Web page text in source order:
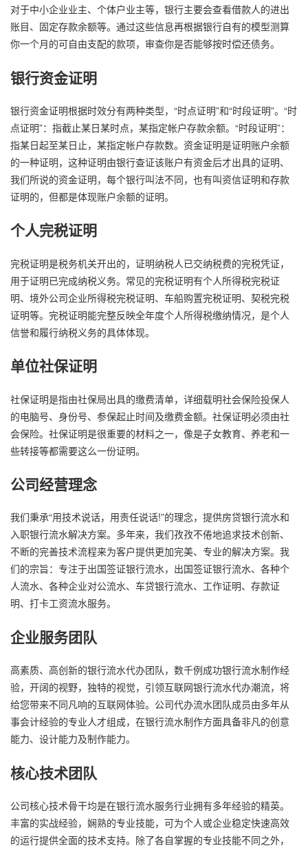
对于中小企业业主、个体户业主等，银行主要会查看借款人的进出
账目、固定存款余额等。通过这些信息再根据银行自有的模型测算
你一个月的可自由支配的款项，审查你是否能够按时偿还债务。
银行资金证明
银行资金证明根据时效分有两种类型，“时点证明”和“时段证明”。“时
点证明”：指截止某日某时点，某指定帐户存款余额。“时段证明”：
指某日起至某日止，某指定帐户存款数。资金证明是证明账户余额
的一种证明，这种证明由银行查证该账户有资金后才出具的证明、
我们所说的资金证明，每个银行叫法不同，也有叫资信证明和存款
证明的，但都是体现账户余额的证明。
个人完税证明
完税证明是税务机关开出的，证明纳税人已交纳税费的完税凭证，
用于证明已完成纳税义务。常见的完税证明有个人所得税完税证
明、境外公司企业所得税完税证明、车船购置完税证明、契税完税
证明等。完税证明能完整反映全年度个人所得税缴纳情况，是个人
信誉和履行纳税义务的具体体现。
单位社保证明
社保证明是指由社保局出具的缴费清单，详细载明社会保险投保人
的电脑号、身份号、参保起止时间及缴费金额。社保证明必须由社
会保险。社保证明是很重要的材料之一，像是子女教育、养老和一
些转接等都需要这么一份证明。
公司经营理念
我们秉承“用技术说话，用责任说话!”的理念，提供房贷银行流水和
入职银行流水解决方案。多年来，我们孜孜不倦地追求技术创新、
不断的完善技术流程来为客户提供更加完美、专业的解决方案。我
们的宗旨：专注于出国签证银行流水，出国签证银行流水、各种个
人流水、各种企业对公流水、车贷银行流水、工作证明、存款证
明、打卡工资流水服务。
企业服务团队
高素质、高创新的银行流水代办团队，数千例成功银行流水制作经
验，开阔的视野，独特的视觉，引领互联网银行流水代办潮流，将
给您带来不同凡响的互联网体验。公司代办流水团队成员由多年从
事会计经验的专业人才组成，在银行流水制作方面具备非凡的创意
能力、设计能力及制作能力。
核心技术团队
公司核心技术骨干均是在银行流水服务行业拥有多年经验的精英。
丰富的实战经验，娴熟的专业技能，可为个人或企业稳定快速高效
的运行提供全面的技术支持。除了各自掌握的专业技能不同之外，